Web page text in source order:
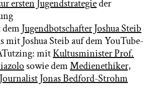
ersten Jugendstrategieder
Jugendbotschafter Joshua Steib
mit Joshua Steib auf dem YouTube-
mitKultusministerProf.
sowie demMedienethiker,
Jonas Bedford-Strohm